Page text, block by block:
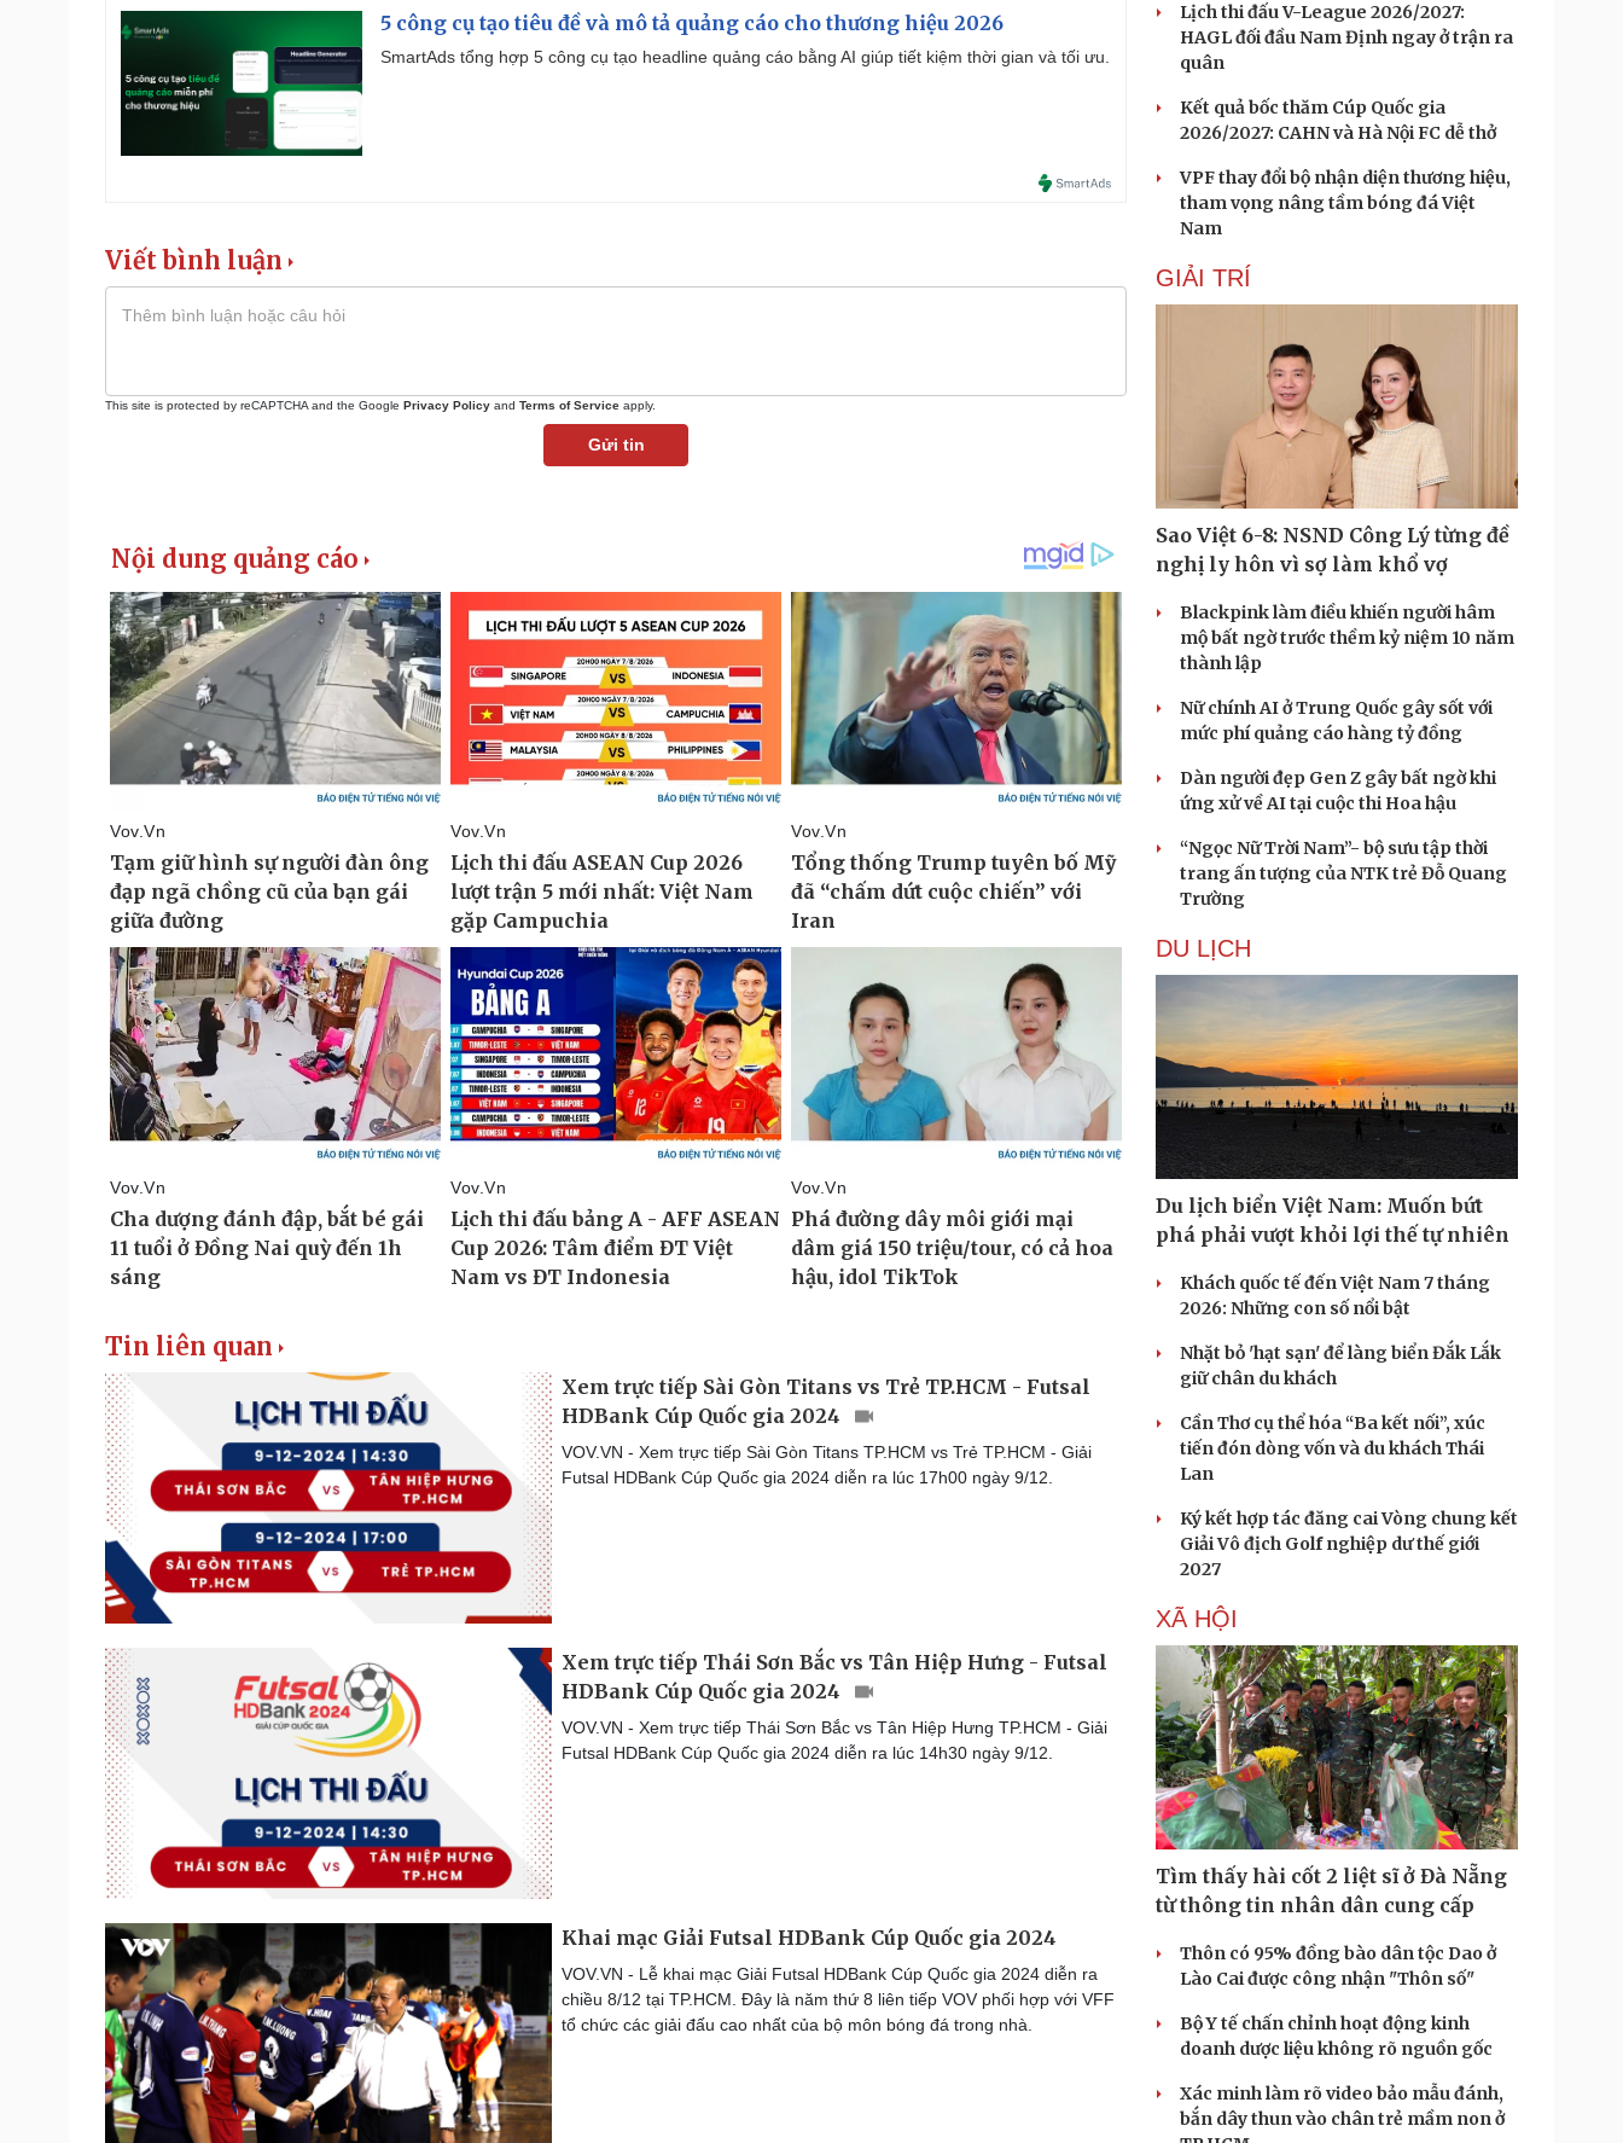
5 công cụ tạo tiêu đề và mô tả quảng cáo cho thương hiệu 2026
SmartAds tổng hợp 5 công cụ tạo headline quảng cáo bằng AI giúp tiết kiệm thời gian và tối ưu.
Viết bình luận
This site is protected by reCAPTCHA and the Google Privacy Policy and Terms of Service apply.
Gửi tin
Tin liên quan
Xem trực tiếp Sài Gòn Titans vs Trẻ TP.HCM - Futsal
HDBank Cúp Quốc gia 2024
VOV.VN - Xem trực tiếp Sài Gòn Titans TP.HCM vs Trẻ TP.HCM - Giải
Futsal HDBank Cúp Quốc gia 2024 diễn ra lúc 17h00 ngày 9/12.
Xem trực tiếp Thái Sơn Bắc vs Tân Hiệp Hưng - Futsal
HDBank Cúp Quốc gia 2024
VOV.VN - Xem trực tiếp Thái Sơn Bắc vs Tân Hiệp Hưng TP.HCM - Giải
Futsal HDBank Cúp Quốc gia 2024 diễn ra lúc 14h30 ngày 9/12.
Khai mạc Giải Futsal HDBank Cúp Quốc gia 2024
VOV.VN - Lễ khai mạc Giải Futsal HDBank Cúp Quốc gia 2024 diễn ra
chiều 8/12 tại TP.HCM. Đây là năm thứ 8 liên tiếp VOV phối hợp với VFF
tổ chức các giải đấu cao nhất của bộ môn bóng đá trong nhà.
Lịch thi đấu V-League 2026/2027:
HAGL đối đầu Nam Định ngay ở trận ra
quân
Kết quả bốc thăm Cúp Quốc gia
2026/2027: CAHN và Hà Nội FC dễ thở
VPF thay đổi bộ nhận diện thương hiệu,
tham vọng nâng tầm bóng đá Việt
Nam
GIẢI TRÍ
Sao Việt 6-8: NSND Công Lý từng đề
nghị ly hôn vì sợ làm khổ vợ
Blackpink làm điều khiến người hâm
mộ bất ngờ trước thềm kỷ niệm 10 năm
thành lập
Nữ chính AI ở Trung Quốc gây sốt với
mức phí quảng cáo hàng tỷ đồng
Dàn người đẹp Gen Z gây bất ngờ khi
ứng xử về AI tại cuộc thi Hoa hậu
“Ngọc Nữ Trời Nam”- bộ sưu tập thời
trang ấn tượng của NTK trẻ Đỗ Quang
Trường
DU LỊCH
Du lịch biển Việt Nam: Muốn bứt
phá phải vượt khỏi lợi thế tự nhiên
Khách quốc tế đến Việt Nam 7 tháng
2026: Những con số nổi bật
Nhặt bỏ 'hạt sạn' để làng biển Đắk Lắk
giữ chân du khách
Cần Thơ cụ thể hóa “Ba kết nối”, xúc
tiến đón dòng vốn và du khách Thái
Lan
Ký kết hợp tác đăng cai Vòng chung kết
Giải Vô địch Golf nghiệp dư thế giới
2027
XÃ HỘI
Tìm thấy hài cốt 2 liệt sĩ ở Đà Nẵng
từ thông tin nhân dân cung cấp
Thôn có 95% đồng bào dân tộc Dao ở
Lào Cai được công nhận "Thôn số"
Bộ Y tế chấn chỉnh hoạt động kinh
doanh dược liệu không rõ nguồn gốc
Xác minh làm rõ video bảo mẫu đánh,
bắn dây thun vào chân trẻ mầm non ở